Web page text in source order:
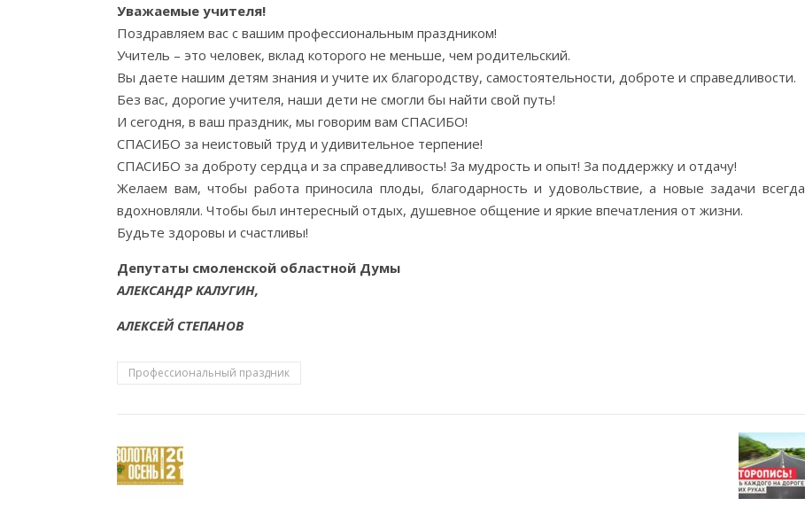
Уважаемые учителя!
Поздравляем вас с вашим профессиональным праздником!
Учитель – это человек, вклад которого не меньше, чем родительский.
Вы даете нашим детям знания и учите их благородству, самостоятельности, доброте и справедливости.
Без вас, дорогие учителя, наши дети не смогли бы найти свой путь!
И сегодня, в ваш праздник, мы говорим вам СПАСИБО!
СПАСИБО за неистовый труд и удивительное терпение!
СПАСИБО за доброту сердца и за справедливость! За мудрость и опыт! За поддержку и отдачу!
Желаем вам, чтобы работа приносила плоды, благодарность и удовольствие, а новые задачи всегда
вдохновляли. Чтобы был интересный отдых, душевное общение и яркие впечатления от жизни.
Будьте здоровы и счастливы!
Депутаты смоленской областной Думы
АЛЕКСАНДР КАЛУГИН,
АЛЕКСЕЙ СТЕПАНОВ
Профессиональный праздник